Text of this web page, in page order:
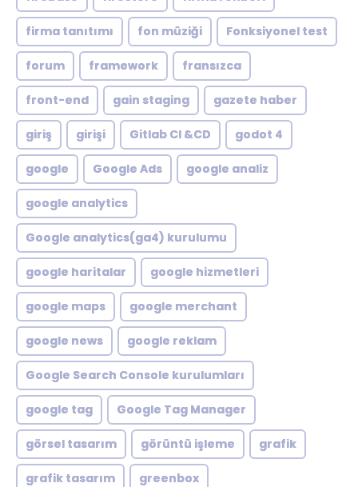
firma tanıtımı fon müziği Fonksiyonel test
forum framework fransızca
front-end gain staging gazete haber
giriş girişi Gitlab CI &CD godot 4
google Google Ads google analiz
google analytics
Google analytics(ga4) kurulumu
google haritalar google hizmetleri
google maps google merchant
google news google reklam
Google Search Console kurulumları
google tag Google Tag Manager
görsel tasarım görüntü işleme grafik
grafik tasarım greenbox